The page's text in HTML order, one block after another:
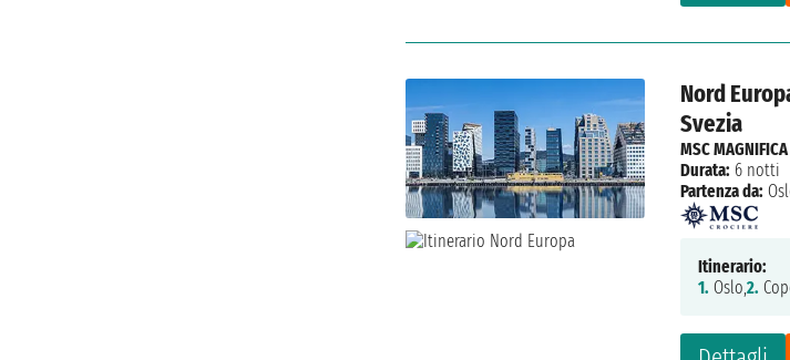
Nord
Svezia
MSC MAGNIFICA
Durata: 6 notti
Partenza da:
Itinerario:
1. Oslo,2.